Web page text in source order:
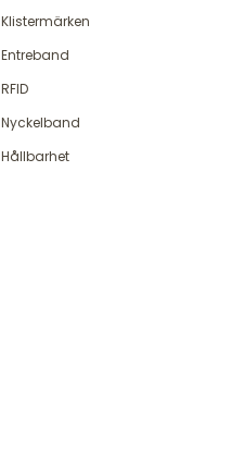
Klistermärken
Entreband
RFID
Nyckelband
Hållbarhet